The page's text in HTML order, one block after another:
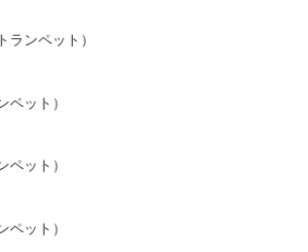
ランペット）
ペット）
ペット）
ペット）